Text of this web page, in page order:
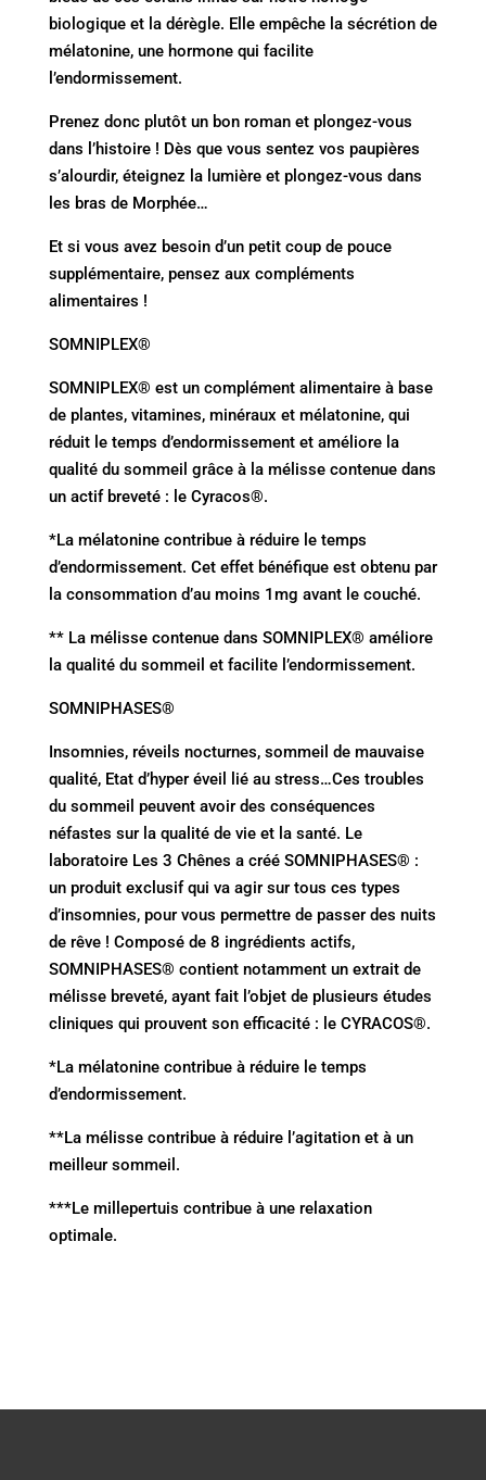
biologique et la dérègle. Elle empêche la sécrétion de
mélatonine, une hormone qui facilite
l’endormissement.
Prenez donc plutôt un bon roman et plongez-vous
dans l’histoire ! Dès que vous sentez vos paupières
s’alourdir, éteignez la lumière et plongez-vous dans
les bras de Morphée…
Et si vous avez besoin d’un petit coup de pouce
supplémentaire, pensez aux compléments
alimentaires !
SOMNIPLEX®
SOMNIPLEX® est un complément alimentaire à base
de plantes, vitamines, minéraux et mélatonine, qui
réduit le temps d’endormissement et améliore la
qualité du sommeil grâce à la mélisse contenue dans
un actif breveté : le Cyracos®.
*La mélatonine contribue à réduire le temps
d’endormissement. Cet effet bénéfique est obtenu par
la consommation d’au moins 1mg avant le couché.
** La mélisse contenue dans SOMNIPLEX® améliore
la qualité du sommeil et facilite l’endormissement.
SOMNIPHASES®
Insomnies, réveils nocturnes, sommeil de mauvaise
qualité, Etat d’hyper éveil lié au stress…Ces troubles
du sommeil peuvent avoir des conséquences
néfastes sur la qualité de vie et la santé. Le
laboratoire Les 3 Chênes a créé SOMNIPHASES® :
un produit exclusif qui va agir sur tous ces types
d’insomnies, pour vous permettre de passer des nuits
de rêve ! Composé de 8 ingrédients actifs,
SOMNIPHASES® contient notamment un extrait de
mélisse breveté, ayant fait l’objet de plusieurs études
cliniques qui prouvent son efficacité : le CYRACOS®.
*La mélatonine contribue à réduire le temps
d’endormissement.
**La mélisse contribue à réduire l’agitation et à un
meilleur sommeil.
***Le millepertuis contribue à une relaxation
optimale.